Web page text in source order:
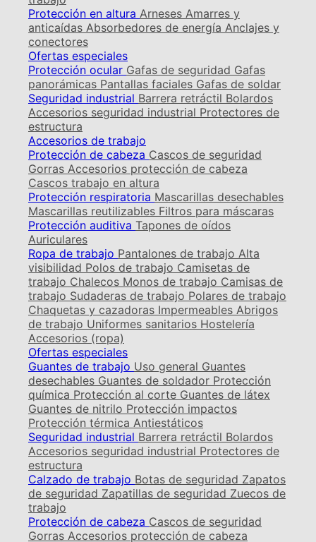
Protección en altura Arneses Amarres y
anticaídas Absorbedores de energía Anclajes y
conectores
Ofertas especiales
Protección ocular Gafas de seguridad Gafas
panorámicas Pantallas faciales Gafas de soldar
Seguridad industrial Barrera retráctil Bolardos
Accesorios seguridad industrial Protectores de
estructura
Accesorios de trabajo
Protección de cabeza Cascos de seguridad
Gorras Accesorios protección de cabeza
Cascos trabajo en altura
Protección respiratoria Mascarillas desechables
Mascarillas reutilizables Filtros para máscaras
Protección auditiva Tapones de oídos
Auriculares
Ropa de trabajo Pantalones de trabajo Alta
visibilidad Polos de trabajo Camisetas de
trabajo Chalecos Monos de trabajo Camisas de
trabajo Sudaderas de trabajo Polares de trabajo
Chaquetas y cazadoras Impermeables Abrigos
de trabajo Uniformes sanitarios Hostelería
Accesorios (ropa)
Ofertas especiales
Guantes de trabajo Uso general Guantes
desechables Guantes de soldador Protección
química Protección al corte Guantes de látex
Guantes de nitrilo Protección impactos
Protección térmica Antiestáticos
Seguridad industrial Barrera retráctil Bolardos
Accesorios seguridad industrial Protectores de
estructura
Calzado de trabajo Botas de seguridad Zapatos
de seguridad Zapatillas de seguridad Zuecos de
trabajo
Protección de cabeza Cascos de seguridad
Gorras Accesorios protección de cabeza